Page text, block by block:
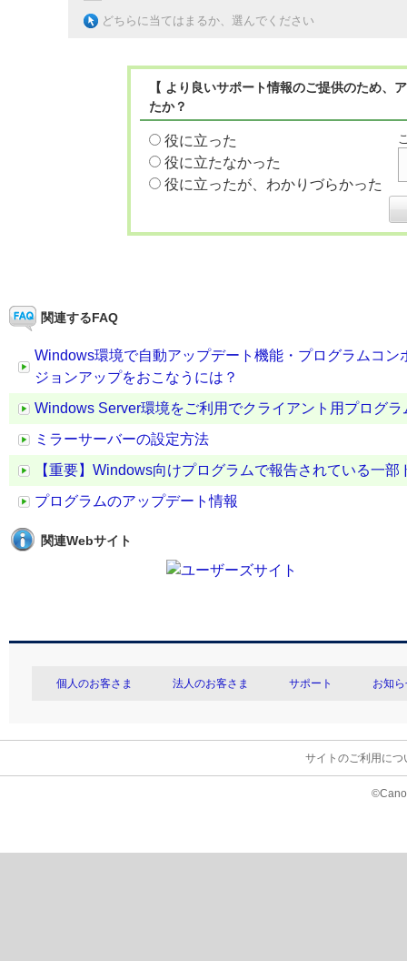
どちらに当てはまるか、選んでください
【 より良いサポート情報のご提供のため
たか？
役に立った
役に立たなかった
役に立ったが、わかりづらかった
関連するFAQ
Windows環境で自動アップデート機能・プログラムコ
ジョンアップをおこなうには？
Windows Server環境をご利用でクライアント用プログ
ミラーサーバーの設定方法
【重要】Windows向けプログラムで報告されている一
プログラムのアップデート情報
関連Webサイト
個人のお客さま 法人のお客さま サポート お知
サイトのご利用につ